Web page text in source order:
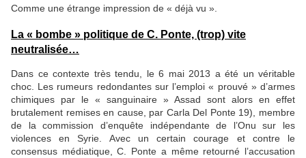
Comme une étrange impression de « déjà vu ».
La « bombe » politique de C. Ponte, (trop) vite
neutralisée…
Dans ce contexte très tendu, le 6 mai 2013 a été un véritable
choc. Les rumeurs redondantes sur l’emploi « prouvé » d’armes
chimiques par le « sanguinaire » Assad sont alors en effet
brutalement remises en cause, par Carla Del Ponte 19), membre
de la commission d’enquête indépendante de l’Onu sur les
violences en Syrie. Avec un certain courage et contre le
consensus médiatique, C. Ponte a même retourné l’accusation